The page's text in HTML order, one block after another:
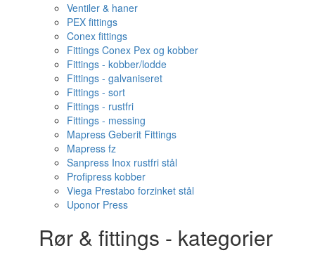
Ventiler & haner
PEX fittings
Conex fittings
Fittings Conex Pex og kobber
Fittings - kobber/lodde
Fittings - galvaniseret
Fittings - sort
Fittings - rustfri
Fittings - messing
Mapress Geberit Fittings
Mapress fz
Sanpress Inox rustfri stål
Profipress kobber
Viega Prestabo forzinket stål
Uponor Press
Rør & fittings - kategorier